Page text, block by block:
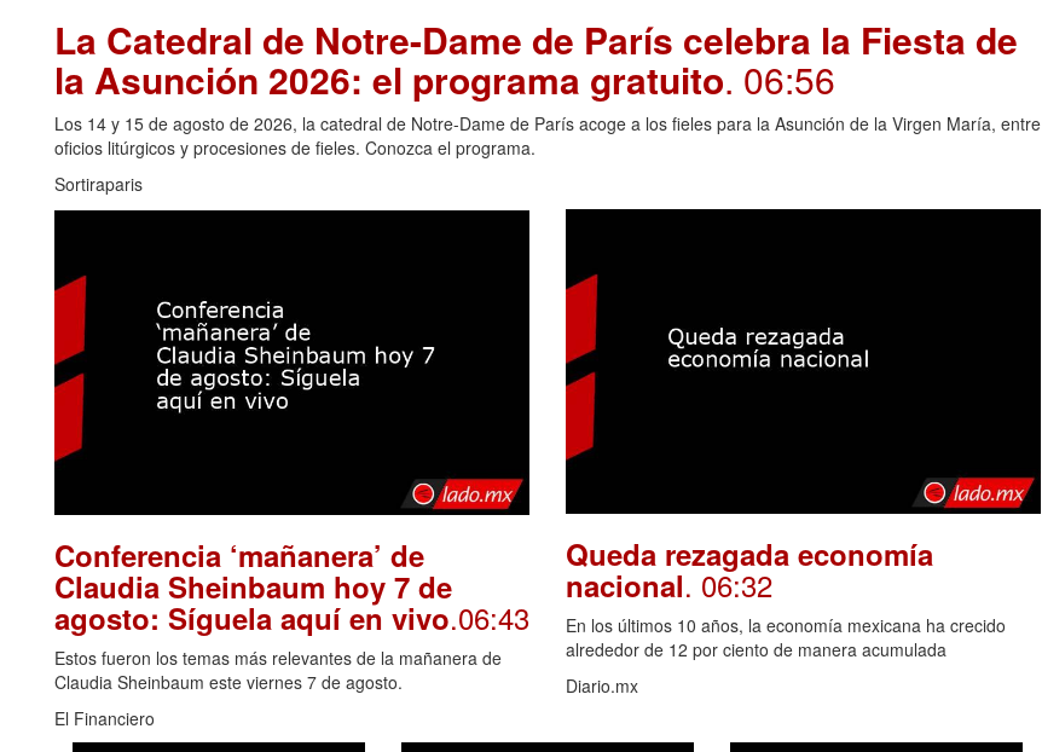
La Catedral de Notre-Dame de París celebra la Fiesta de
la Asunción 2026: el programa gratuito. 06:56
Los 14 y 15 de agosto de 2026, la catedral de Notre-Dame de París acoge a los fieles para la Asunción de la Virgen María, entre
oficios litúrgicos y procesiones de fieles. Conozca el programa.
Sortiraparis
Conferencia ‘mañanera’ de
Claudia Sheinbaum hoy 7 de
agosto: Síguela aquí en vivo.06:43
Estos fueron los temas más relevantes de la mañanera de
Claudia Sheinbaum este viernes 7 de agosto.
El Financiero
Queda rezagada economía
nacional. 06:32
En los últimos 10 años, la economía mexicana ha crecido
alrededor de 12 por ciento de manera acumulada
Diario.mx